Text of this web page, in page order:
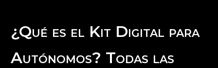
¿Qué es el Kit Digital para
Autónomos? Todas las